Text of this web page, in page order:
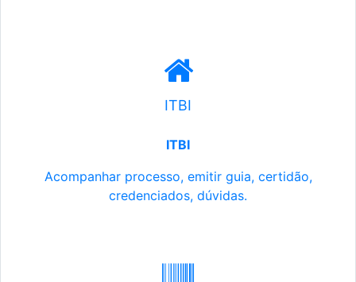
ITBI
ITBI
Acompanhar processo, emitir guia, certidão,
credenciados, dúvidas.